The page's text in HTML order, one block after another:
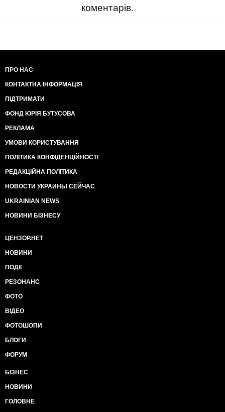
коментарів.
ПРО НАС
КОНТАКТНА ІНФОРМАЦІЯ
ПІДТРИМАТИ
ФОНД ЮРІЯ БУТУСОВА
РЕКЛАМА
УМОВИ КОРИСТУВАННЯ
ПОЛІТИКА КОНФІДЕНЦІЙНОСТІ
РЕДАКЦІЙНА ПОЛІТИКА
НОВОСТИ УКРАИНЫ СЕЙЧАС
UKRAINIAN NEWS
НОВИНИ БІЗНЕСУ
ЦЕНЗОР.НЕТ
НОВИНИ
ПОДІЇ
РЕЗОНАНС
ФОТО
ВІДЕО
ФОТОШОПИ
БЛОГИ
ФОРУМ
БІЗНЕС
НОВИНИ
ГОЛОВНЕ